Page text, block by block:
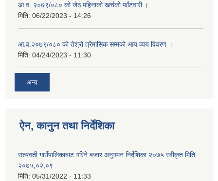
आ.व. २०७९/०८० को जेठ महिनाको खर्चको फाँटवारी ।
मिति: 06/22/2023 - 14:26
आ.व.२०७९/०८० को तेश्रो त्रैमासिक सम्मको आय व्यय विवरण ।
मिति: 04/24/2023 - 11:30
अन्य
ऐन, कानुन तथा निर्देशिका
सत्यवती गाउँपालिकाबाट गरिने बजार अनुगमन निर्देशिका २०७५ स्वीकृत मिति
२०७५,०२,०९
मिति: 05/31/2022 - 11:33